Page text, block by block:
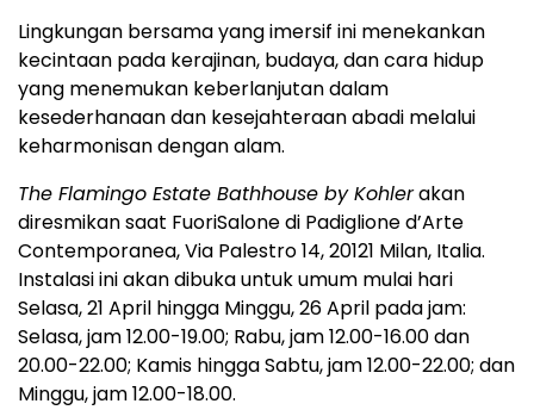
Lingkungan bersama yang imersif ini menekankan
kecintaan pada kerajinan, budaya, dan cara hidup
yang menemukan keberlanjutan dalam
kesederhanaan dan kesejahteraan abadi melalui
keharmonisan dengan alam.
The Flamingo Estate Bathhouse by Kohlerakan
diresmikan saat FuoriSalone di Padiglione d’Arte
Contemporanea, Via Palestro 14, 20121 Milan, Italia.
Instalasi ini akan dibuka untuk umum mulai hari
Selasa, 21 April hingga Minggu, 26 April pada jam:
Selasa, jam 12.00-19.00; Rabu, jam 12.00-16.00 dan
20.00-22.00; Kamis hingga Sabtu, jam 12.00-22.00; dan
Minggu, jam 12.00-18.00.